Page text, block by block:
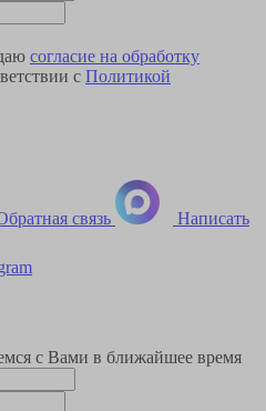
согласие на обработку
с Политикой
связь Написать
с Вами в ближайшее время